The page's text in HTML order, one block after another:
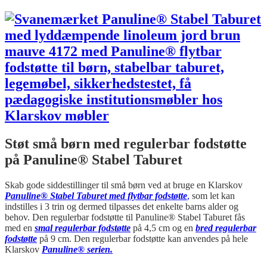
Støt små børn med regulerbar fodstøtte
på Panuline® Stabel Taburet
Skab gode siddestillinger til små børn ved at bruge en Klarskov
Panuline® Stabel Taburet med flytbar fodstøtte, som let kan
indstilles i 3 trin og dermed tilpasses det enkelte barns alder og
behov. Den regulerbar fodstøtte til Panuline® Stabel Taburet fås
med en smal regulerbar fodstøtte på 4,5 cm og en bred regulerbar
fodstøtte på 9 cm. Den regulerbar fodstøtte kan anvendes på hele
Klarskov Panuline® serien.